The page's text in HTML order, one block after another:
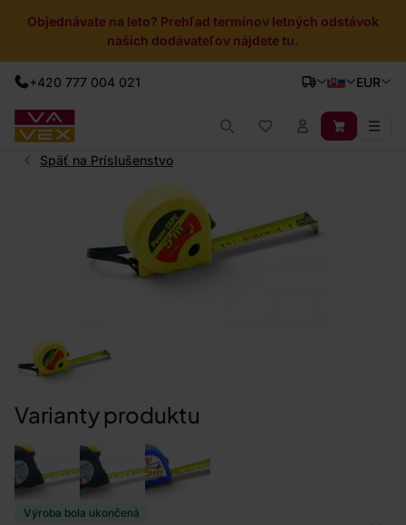
Objednávate na leto? Prehľad termínov letných odstávok
našich dodávateľov nájdete tu.
+420 777 004 021 EUR
Späť na Príslušenstvo
Výroba bola ukončená
Varianty produktu